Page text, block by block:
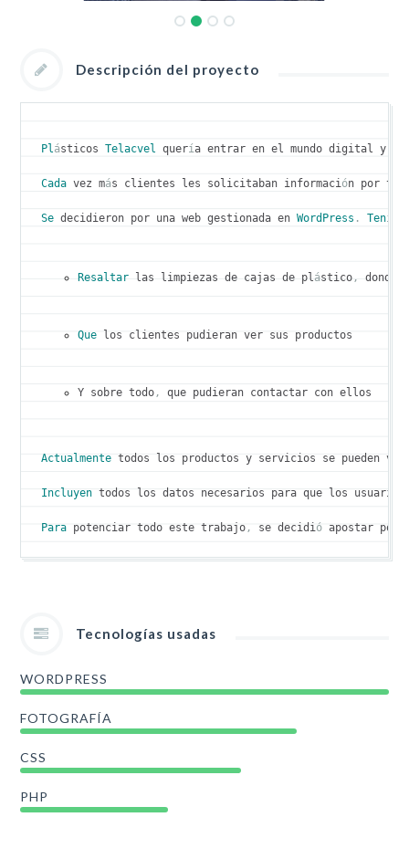
Descripción del proyecto
Plásticos Telacvel quería entrar en el mundo digital y la
Cada vez más clientes les solicitaban información por tel
Se decidieron por una web gestionada en WordPress . Tení
Resaltar las limpiezas de cajas de plástico , donde
Que los clientes pudieran ver sus productos
Y sobre todo , que pudieran contactar con ellos
Actualmente todos los productos y servicios se pueden
Incluyen todos los datos necesarios para que los
Para potenciar todo este trabajo , se decidi ó apostar por
Tecnologías usadas
WORDPRESS
FOTOGRAFÍA
CSS
PHP